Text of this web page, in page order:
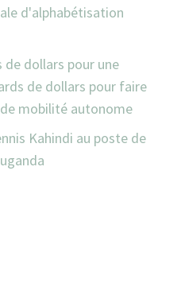
d'alphabétisation
de dollars pour une
de dollars pour faire
mobilité autonome
Kahindi au poste de